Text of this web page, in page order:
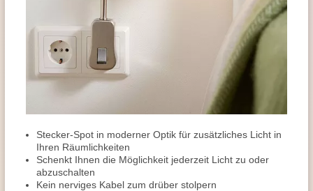
Stecker-Spot in moderner Optik für zusätzliches Licht in
Ihren Räumlichkeiten
Schenkt Ihnen die Möglichkeit jederzeit Licht zu oder
abzuschalten
Kein nerviges Kabel zum drüber stolpern